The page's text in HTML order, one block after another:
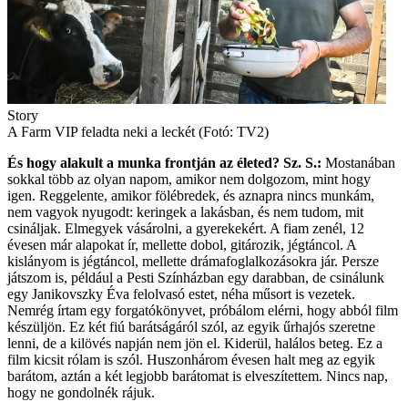
Story
A Farm VIP feladta neki a leckét (Fotó: TV2)
És hogy alakult a munka frontján az életed? Sz. S.: Mostanában
sokkal több az olyan napom, amikor nem dolgozom, mint hogy
igen. Reggelente, amikor fölébredek, és aznapra nincs munkám,
nem vagyok nyugodt: keringek a lakásban, és nem tudom, mit
csináljak. Elmegyek vásárolni, a gyerekekért. A fiam zenél, 12
évesen már alapokat ír, mellette dobol, gitározik, jégtáncol. A
kislányom is jégtáncol, mellette drámafoglalkozásokra jár. Persze
játszom is, például a Pesti Színházban egy darabban, de csinálunk
egy Janikovszky Éva felolvasó estet, néha műsort is vezetek.
Nemrég írtam egy forgatókönyvet, próbálom elérni, hogy abból film
készüljön. Ez két fiú barátságáról szól, az egyik űrhajós szeretne
lenni, de a kilövés napján nem jön el. Kiderül, halálos beteg. Ez a
film kicsit rólam is szól. Huszonhárom évesen halt meg az egyik
barátom, aztán a két legjobb barátomat is elveszítettem. Nincs nap,
hogy ne gondolnék rájuk.